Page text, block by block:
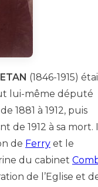
(1846-1915)
lui-même député
1881 à 1912, puis
de 1912 à sa mort.
de Ferry et le
du cabinet
de l’Eglise et